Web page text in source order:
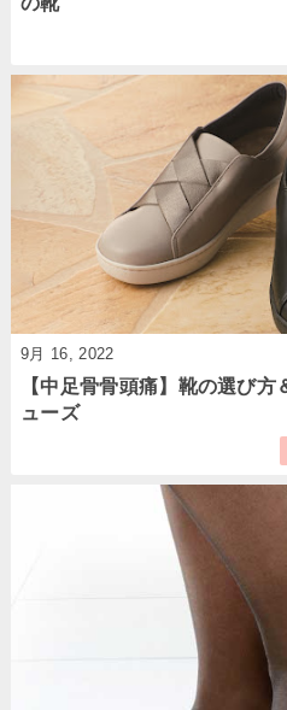
9月 16, 2022
【中足骨骨頭痛】靴の選び
ューズ